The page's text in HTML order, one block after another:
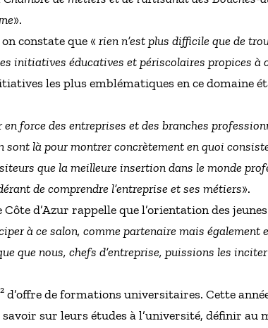
».
constate que « rien n’est plus difficile que de
initiatives éducatives et périscolaires propices à
les plus emblématiques en ce domaine
en force des entreprises et des branches
là pour montrer concrètement en quoi
que la meilleure insertion dans le monde
de comprendre l’entreprise et ses métiers».
d’Azur rappelle que l’orientation des
à ce salon, comme partenaire mais également
que nous, chefs d’entreprise, puissions les
de formations universitaires. Cette
sur leurs études à l’université, définir au